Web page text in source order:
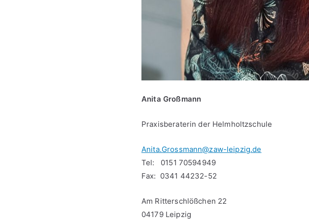
Anita Großmann
Praxisberaterin der Helmholtzschule
Anita.Grossmann@zaw-leipzig.de
Tel: 0151 70594949
Fax: 0341 44232-52
Am Ritterschlößchen 22
04179 Leipzig